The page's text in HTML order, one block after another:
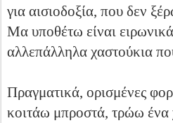
για αισιοδοξία, που δεν
Μα υποθέτω είναι
αλλεπάλληλα χαστούκια
Πραγματικά, ορισμένες
κοιτάω μπροστά, τρώω ένα